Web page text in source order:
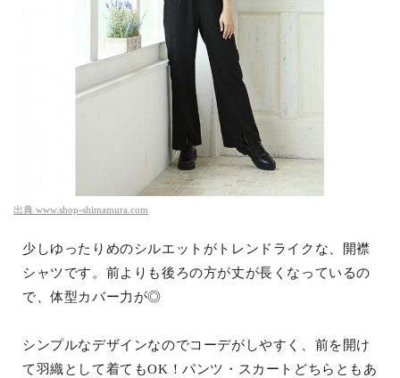
出典 www.shop-shimamura.com
少しゆったりめのシルエットがトレンドライクな、開襟
シャツです。前よりも後ろの方が丈が長くなっているの
で、体型カバー力が◎
シンプルなデザインなのでコーデがしやすく、前を開け
て羽織として着てもOK！パンツ・スカートどちらともあ